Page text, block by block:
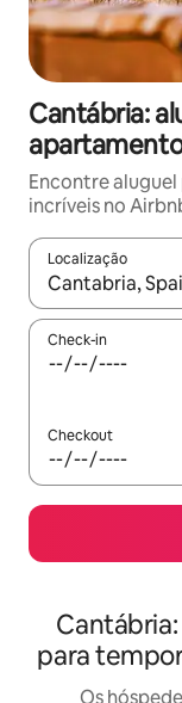
Cantábria:
Encontre
incríveis no
Localização
Quando os
Check-in
Checkout
para
Os